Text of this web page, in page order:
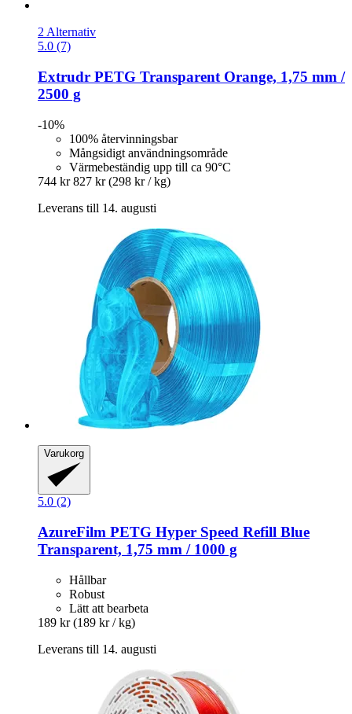
2 Alternativ
5.0 (7)
Extrudr PETG Transparent Orange, 1,75 mm /
2500 g
-10%
100% återvinningsbar
Mångsidigt användningsområde
Värmebeständig upp till ca 90°C
744 kr 827 kr (298 kr / kg)
Leverans till 14. augusti
Varukorg
5.0 (2)
AzureFilm PETG Hyper Speed Refill Blue
Transparent, 1,75 mm / 1000 g
Hållbar
Robust
Lätt att bearbeta
189 kr (189 kr / kg)
Leverans till 14. augusti